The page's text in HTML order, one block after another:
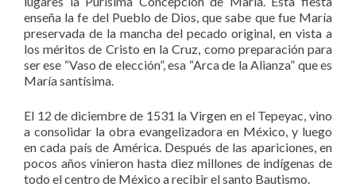
enseña la fe del Pueblo de Dios, que sabe que fue María
preservada de la mancha del pecado original, en vista a
los méritos de Cristo en la Cruz, como preparación para
ser ese “Vaso de elección”, esa “Arca de la Alianza” que es
María santísima.
El 12 de diciembre de 1531 la Virgen en el Tepeyac, vino
a consolidar la obra evangelizadora en México, y luego
en cada país de América. Después de las apariciones, en
pocos años vinieron hasta diez millones de indígenas de
todo el centro de México a recibir el santo Bautismo.